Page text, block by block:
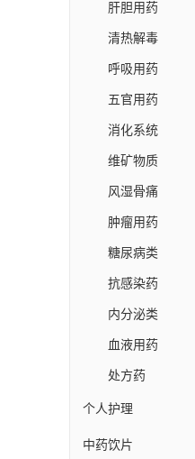
肝胆用药
清热解毒
呼吸用药
五官用药
消化系统
维矿物质
风湿骨痛
肿瘤用药
糖尿病类
抗感染药
内分泌类
血液用药
处方药
个人护理
中药饮片